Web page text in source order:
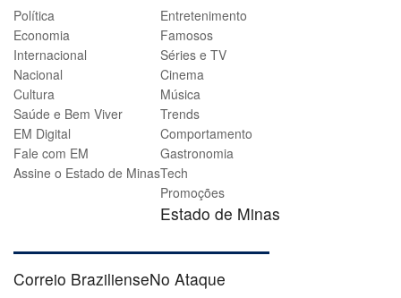
Política
Economia
Internacional
Nacional
Cultura
Saúde e Bem Viver
EM Digital
Fale com EM
Assine o Estado de Minas
Entretenimento
Famosos
Séries e TV
Cinema
Música
Trends
Comportamento
Gastronomia
Tech
Promoções
Estado de Minas
Correio BrazilienseNo Ataque